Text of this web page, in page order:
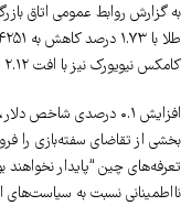
به گزارش روابط عمومی اتاق
کامکس نیویورک نیز با افت ۲.۱۲ درصدی در محدوده ۴۲۱۳ دلار قرار گرفت.
افزایش ۰.۱ درصدی شاخص
بخشی از تقاضای سفته‌بازی را
تعرفه‌های چین “پایدار
نااطمینانی نسبت به سیاست‌های